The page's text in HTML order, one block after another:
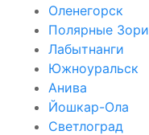
Оленегорск
Полярные Зори
Лабытнанги
Южноуральск
Анива
Йошкар-Ола
Светлоград